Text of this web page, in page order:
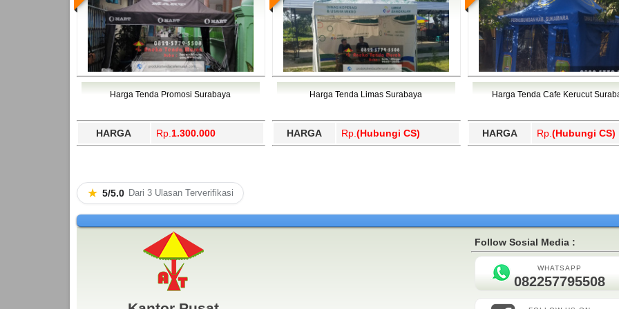
Harga Tenda Promosi Surabaya
HARGA Rp. 1.300.000
Harga Tenda Limas Surabaya
HARGA Rp. (Hubungi CS)
Harga Tenda Cafe Kerucut
HARGA Rp. (Hubungi CS)
★ 5/5.0 Dari 3 Ulasan Terverifikasi
Follow Sosial Media :
WHATSAPP
082257795508